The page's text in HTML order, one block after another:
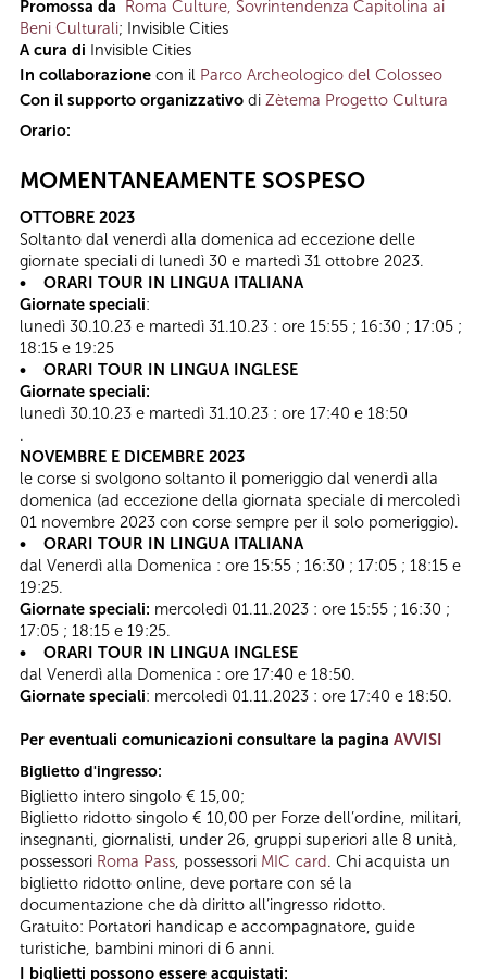
Promossa da
Roma Culture, Sovrintendenza Capitolina ai
Beni Culturali; Invisible Cities
A cura di Invisible Cities
In collaborazione con il Parco Archeologico del Colosseo
Con il supporto organizzativo di Zètema Progetto Cultura
Orario:
MOMENTANEAMENTE SOSPESO
OTTOBRE 2023
Soltanto dal venerdì alla domenica ad eccezione delle
giornate speciali di lunedì 30 e martedì 31 ottobre 2023.
• ORARI TOUR IN LINGUA ITALIANA
Giornate speciali:
lunedì 30.10.23 e martedì 31.10.23 : ore 15:55 ; 16:30 ; 17:05 ;
18:15 e 19:25
• ORARI TOUR IN LINGUA INGLESE
Giornate speciali:
lunedì 30.10.23 e martedì 31.10.23 : ore 17:40 e 18:50
.
NOVEMBRE E DICEMBRE 2023
le corse si svolgono soltanto il pomeriggio dal venerdì alla
domenica (ad eccezione della giornata speciale di mercoledì
01 novembre 2023 con corse sempre per il solo pomeriggio).
• ORARI TOUR IN LINGUA ITALIANA
dal Venerdì alla Domenica : ore 15:55 ; 16:30 ; 17:05 ; 18:15 e
19:25.
Giornate speciali: mercoledì 01.11.2023 : ore 15:55 ; 16:30 ;
17:05 ; 18:15 e 19:25.
• ORARI TOUR IN LINGUA INGLESE
dal Venerdì alla Domenica : ore 17:40 e 18:50.
Giornate speciali: mercoledì 01.11.2023 : ore 17:40 e 18:50.
Per eventuali comunicazioni consultare la pagina AVVISI
Biglietto d'ingresso:
Biglietto intero singolo € 15,00;
Biglietto ridotto singolo € 10,00 per Forze dell’ordine, militari,
insegnanti, giornalisti, under 26, gruppi superiori alle 8 unità,
possessori Roma Pass, possessori MIC card. Chi acquista un
biglietto ridotto online, deve portare con sé la
documentazione che dà diritto all’ingresso ridotto.
Gratuito: Portatori handicap e accompagnatore, guide
turistiche, bambini minori di 6 anni.
I biglietti possono essere acquistati: